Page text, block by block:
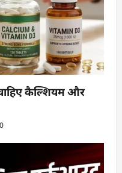
कैल्शियम और
0